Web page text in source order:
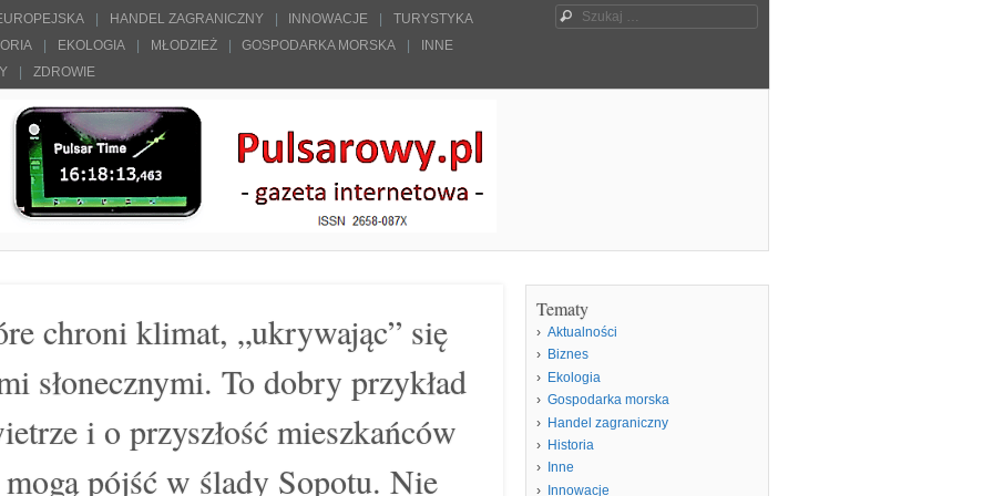
HANDEL ZAGRANICZNY INNOWACJE
TURYSTYKA
EKOLOGIA MŁODZIEŻ GOSPODARKA MORSKA
INNE
ZDROWIE
Szukaj
chroni klimat, „ukrywając” się
słonecznymi. To dobry przykład
i o przyszłość mieszkańców
pójść w ślady Sopotu. Nie
Tematy
Aktualności
Biznes
Ekologia
Gospodarka morska
Handel zagraniczny
Historia
Inne
Innowacje